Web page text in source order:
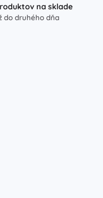
na sklade
do druhého dňa